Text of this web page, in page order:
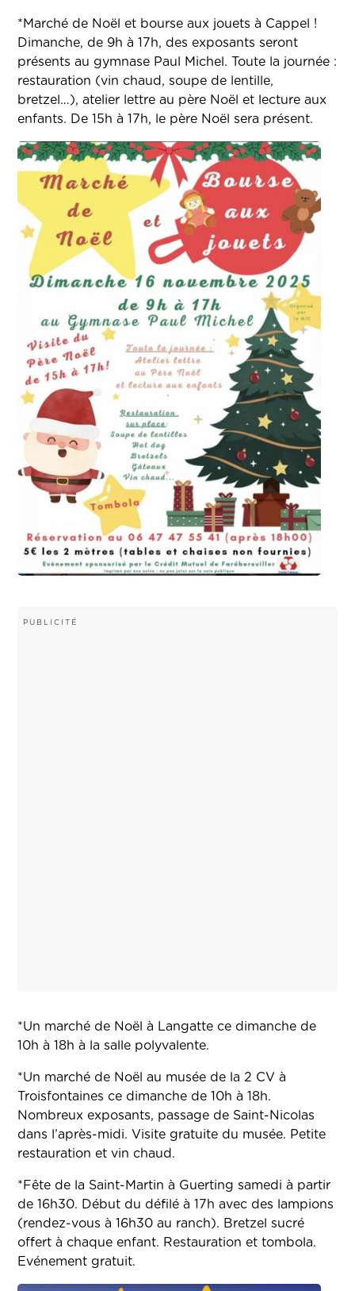
*Marché de Noël et bourse aux jouets à Cappel !
Dimanche, de 9h à 17h, des exposants seront
présents au gymnase Paul Michel. Toute la journée :
restauration (vin chaud, soupe de lentille,
bretzel…), atelier lettre au père Noël et lecture aux
enfants. De 15h à 17h, le père Noël sera présent.
*Un marché de Noël à Langatte ce dimanche de
10h à 18h à la salle polyvalente.
*Un marché de Noël au musée de la 2 CV à
Troisfontaines ce dimanche de 10h à 18h.
Nombreux exposants, passage de Saint-Nicolas
dans l’après-midi. Visite gratuite du musée. Petite
restauration et vin chaud.
*Fête de la Saint-Martin à Guerting samedi à partir
de 16h30. Début du défilé à 17h avec des lampions
(rendez-vous à 16h30 au ranch). Bretzel sucré
offert à chaque enfant. Restauration et tombola.
Evénement gratuit.